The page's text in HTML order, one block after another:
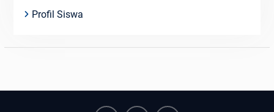
Profil Siswa